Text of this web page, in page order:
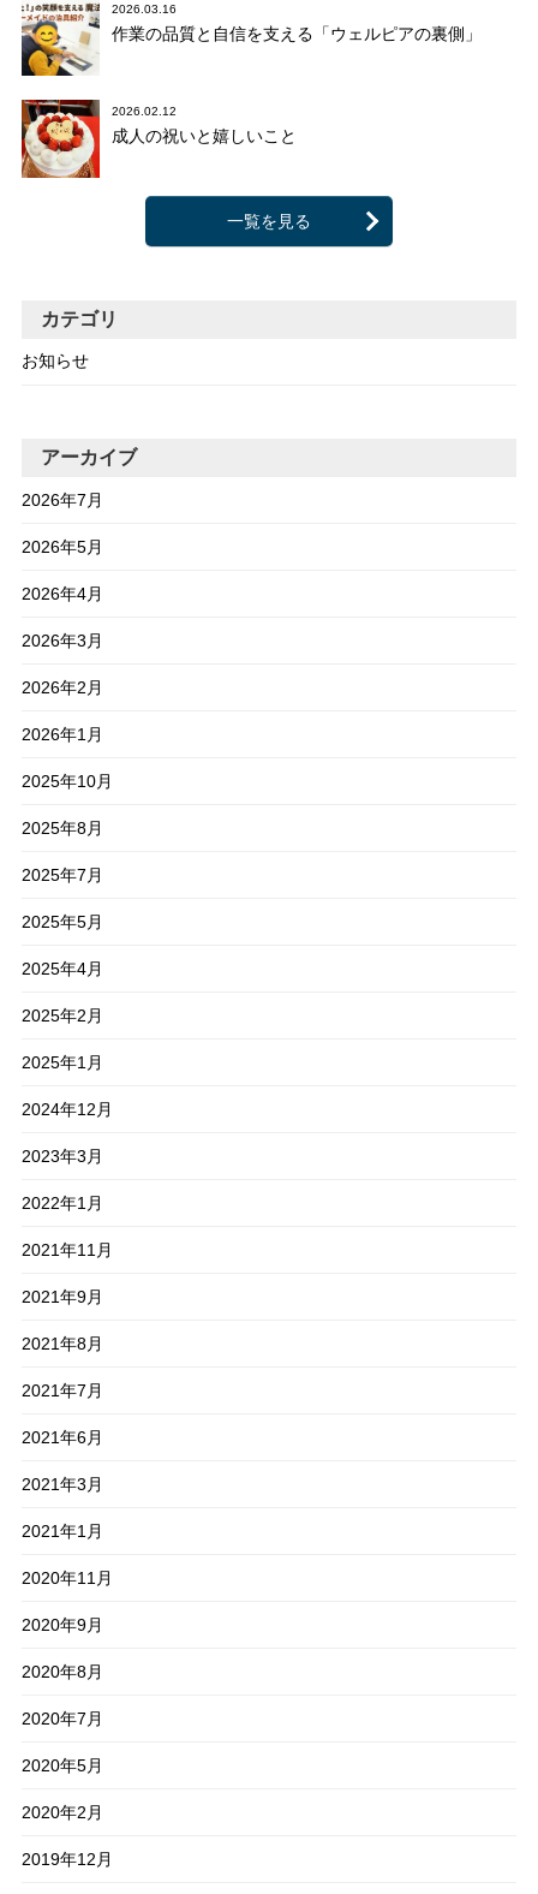
2026.03.16
作業の品質と自信を支える「ウェルピアの裏側」
2026.02.12
成人の祝いと嬉しいこと
一覧を見る
カテゴリ
お知らせ
アーカイブ
2026年7月
2026年5月
2026年4月
2026年3月
2026年2月
2026年1月
2025年10月
2025年8月
2025年7月
2025年5月
2025年4月
2025年2月
2025年1月
2024年12月
2023年3月
2022年1月
2021年11月
2021年9月
2021年8月
2021年7月
2021年6月
2021年3月
2021年1月
2020年11月
2020年9月
2020年8月
2020年7月
2020年5月
2020年2月
2019年12月